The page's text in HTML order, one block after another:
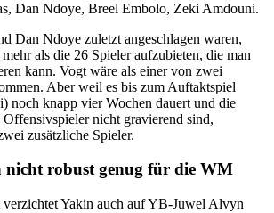
Dan Ndoye, Breel Embolo, Zeki Amdouni.
Dan Ndoye zuletzt angeschlagen waren,
als die 26 Spieler aufzubieten, die man
kann. Vogt wäre als einer von zwei
Aber weil es bis zum Auftaktspiel
noch knapp vier Wochen dauert und die
Offensivspieler nicht gravierend sind,
zusätzliche Spieler.
nicht robust genug für die WM
Yakin auch auf YB-Juwel Alvyn